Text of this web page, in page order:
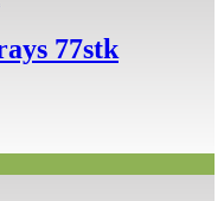
77stk